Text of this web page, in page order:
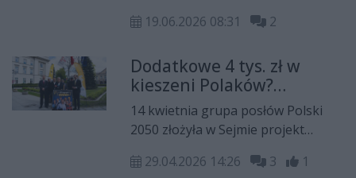
19.06.2026 08:31 2
Dodatkowe 4 tys. zł w
kieszeni Polaków?
"Spotkaliśmy się z
marudzeniem Koalicji
Obywatelskiej"
14 kwietnia grupa posłów Polski
2050 złożyła w Sejmie projekt
progu podatkowego do kwoty 140
29.04.2026 14:26 3 1